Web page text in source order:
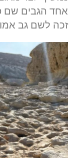
אחד הגבים שם
זכה לשם גב